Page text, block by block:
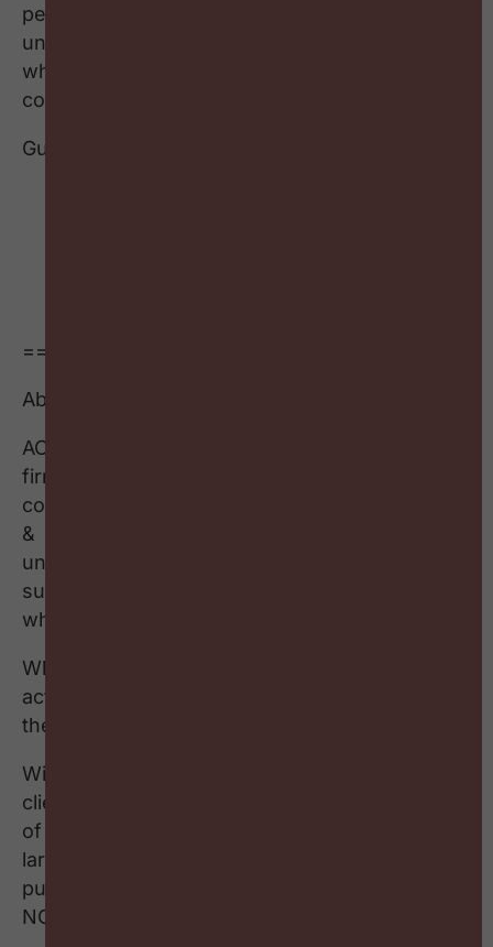
person in the right job. The challenge is
understanding which skills you have today,
which skills you’ll need tomorrow, and how to
connect both.”
Guests:
===
About ACT-ON GROUP
ACT-ON GROUP is a consulting and services
firm, and a market leader in #HumanTech. They
combine advanced expertise in STRATEGY, HR
& HRIS, DATA & TECHNOLOGY, and a deep
understanding of our partner ecosystem, to
support all types of transformation projects,
whether organizational, cultural or digital.
What sets them apart? Their unique ability to
activate performance drivers by operating at
the intersection of People and Technology.
With 25 years of experience and over 1,500
client engagements, they serve a wide range
of organizations, from mid-sized businesses to
large international corporations, as well as
public sector institutions, associations and
NGOs.